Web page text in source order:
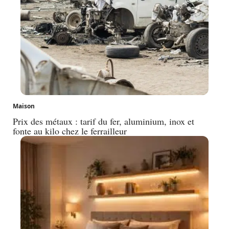
Maison
Prix des métaux : tarif du fer, aluminium, inox et
fonte au kilo chez le ferrailleur